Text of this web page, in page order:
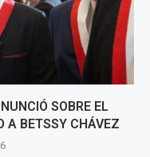
SOBRE EL
A BETSSY CHÁVEZ